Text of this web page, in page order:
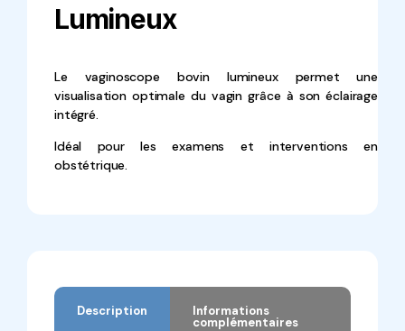
Lumineux
Le vaginoscope bovin lumineux permet une
visualisation optimale du vagin grâce à son éclairage
intégré.
Idéal pour les examens et interventions en
obstétrique.
Description Informations
complémentaires